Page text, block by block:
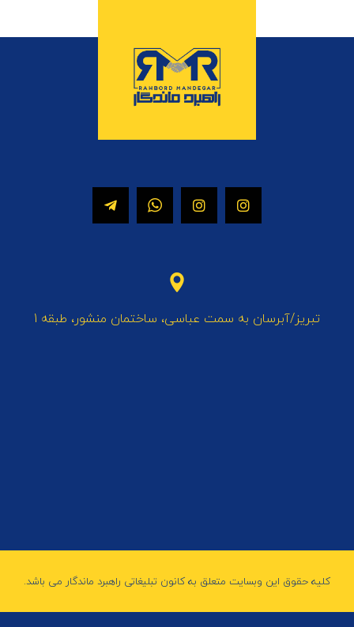
تبریز/آبرسان به سمت عباسی، ساختمان منشور، طبقه 1
کلیه حقوق این وبسایت متعلق به کانون تبلیغاتی راهبرد ماندگار می باشد.